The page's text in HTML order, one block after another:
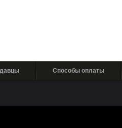
Способы оплаты